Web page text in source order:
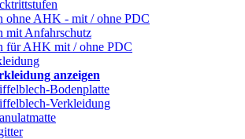
ohne AHK - mit / ohne PDC
mit Anfahrschutz
für AHK mit / ohne PDC
anzeigen
Bodenplatte
Verkleidung